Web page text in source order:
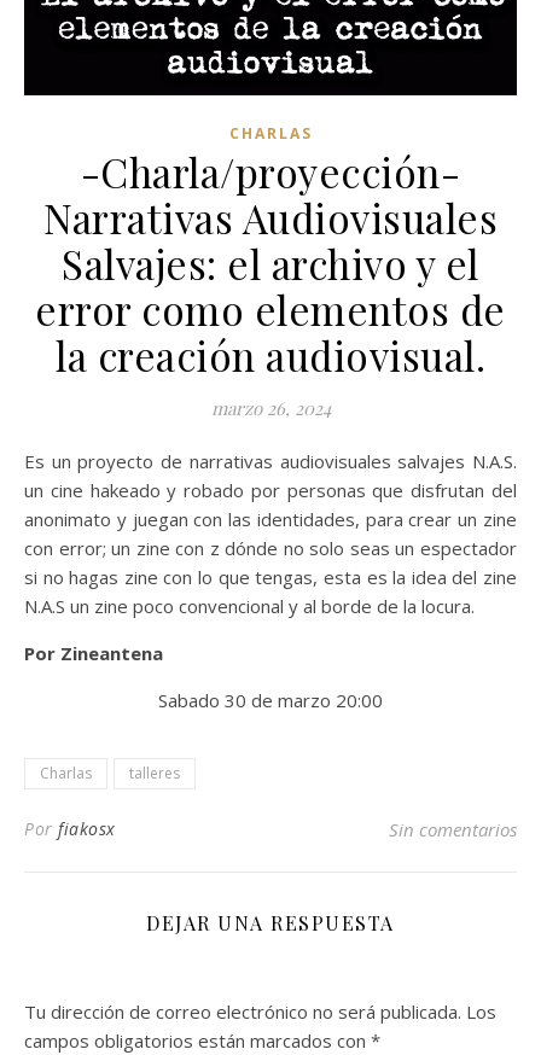
CHARLAS
-Charla/proyección-
Narrativas Audiovisuales
Salvajes: el archivo y el
error como elementos de
la creación audiovisual.
marzo 26, 2024
Es un proyecto de narrativas audiovisuales salvajes N.A.S.
un cine hakeado y robado por personas que disfrutan del
anonimato y juegan con las identidades, para crear un zine
con error; un zine con z dónde no solo seas un espectador
si no hagas zine con lo que tengas, esta es la idea del zine
N.A.S un zine poco convencional y al borde de la locura.
Por Zineantena
Sabado 30 de marzo 20:00
Charlas talleres
Por fiakosx Sin comentarios
DEJAR UNA RESPUESTA
Tu dirección de correo electrónico no será publicada. Los
campos obligatorios están marcados con *